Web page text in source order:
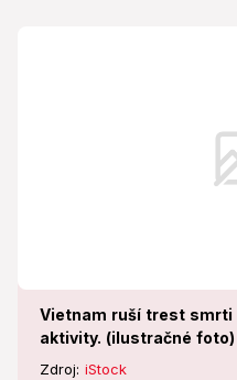
Vietnam ruší trest smrti
aktivity. (ilustračné foto)
Zdroj: iStock